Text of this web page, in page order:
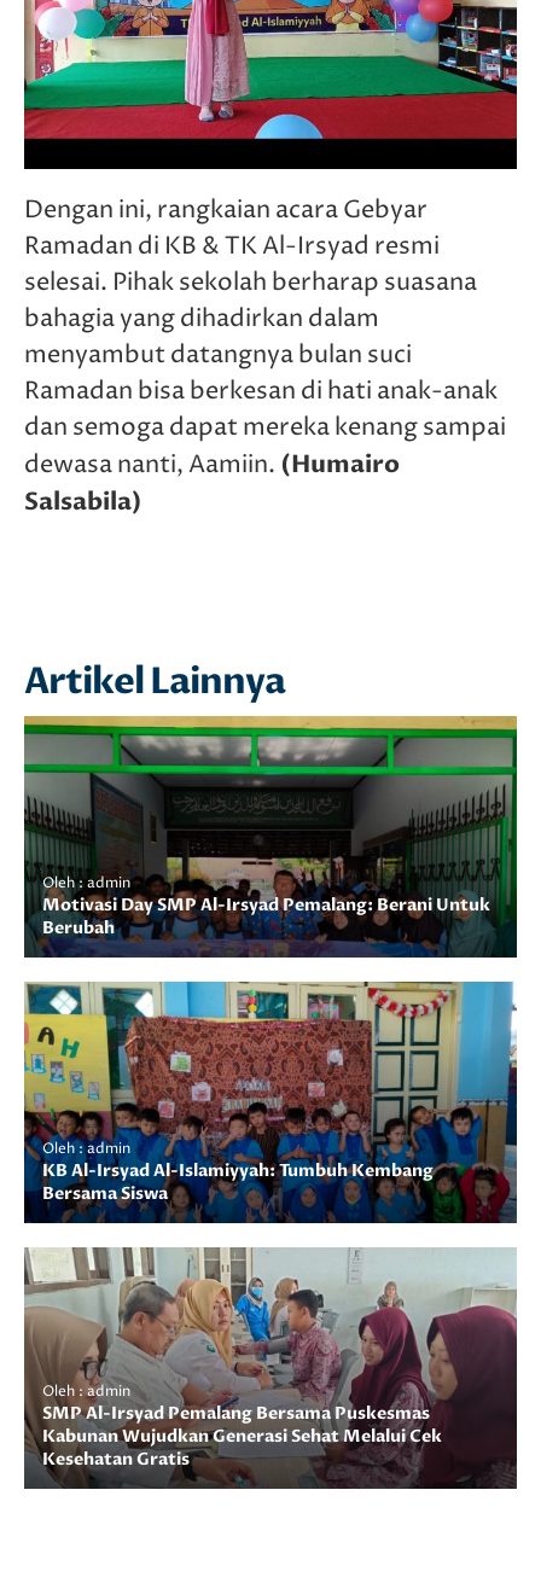
Dengan ini, rangkaian acara Gebyar
Ramadan di KB & TK Al-Irsyad resmi
selesai. Pihak sekolah berharap suasana
bahagia yang dihadirkan dalam
menyambut datangnya bulan suci
Ramadan bisa berkesan di hati anak-anak
dan semoga dapat mereka kenang sampai
dewasa nanti, Aamiin. (Humairo
Salsabila)
Artikel Lainnya
Oleh : admin
Motivasi Day SMP Al-Irsyad Pemalang: Berani Untuk
Berubah
Oleh : admin
KB Al-Irsyad Al-Islamiyyah: Tumbuh Kembang
Bersama Siswa
Oleh : admin
SMP Al-Irsyad Pemalang Bersama Puskesmas
Kabunan Wujudkan Generasi Sehat Melalui Cek
Kesehatan Gratis